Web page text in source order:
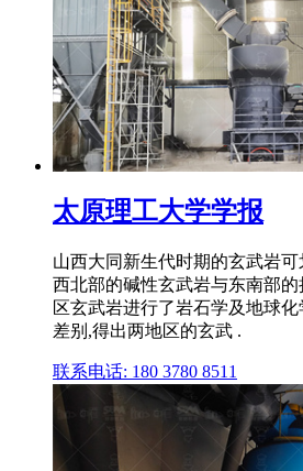
太原理工大学学报
山西大同新生代时期的玄武岩
西北部的碱性玄武岩与东南部
区玄武岩进行了岩石学及地球
差别,得出两地区的玄武 .
联系电话: 180 3780 8511